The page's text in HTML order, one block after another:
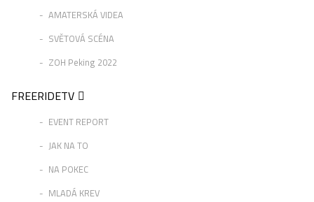
AMATERSKÁ VIDEA
SVĚTOVÁ SCÉNA
ZOH Peking 2022
FREERIDETV
EVENT REPORT
JAK NA TO
NA POKEC
MLADÁ KREV